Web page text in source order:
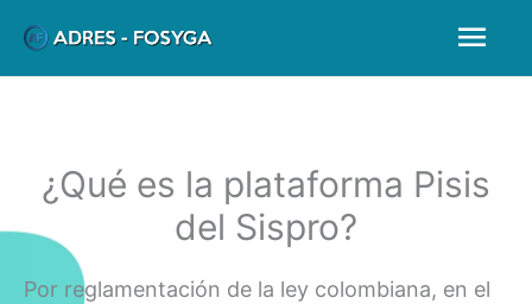
¿Qué es la plataforma Pisis
del Sispro?
Por reglamentación de la ley colombiana, en el